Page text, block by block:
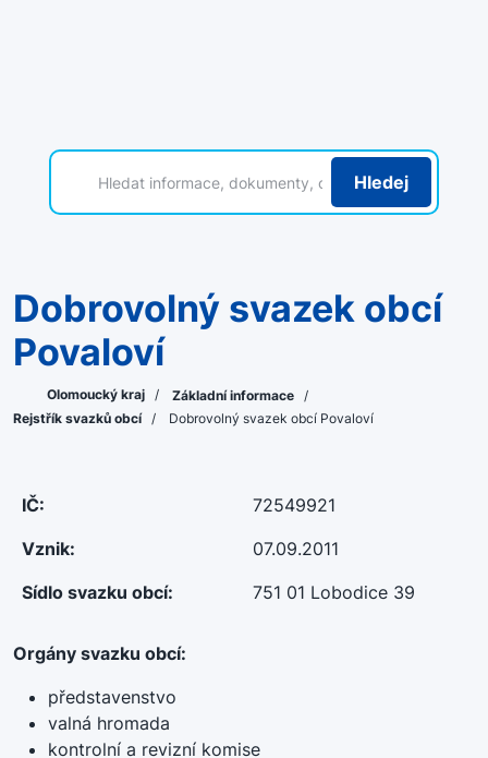
Hledej
Dobrovolný svazek obcí
Povaloví
Olomoucký kraj / Základní informace /
Rejstřík svazků obcí / Dobrovolný svazek obcí Povaloví
IČ:
72549921
Vznik:
07.09.2011
Sídlo svazku obcí:
751 01 Lobodice 39
Orgány svazku obcí:
představenstvo
valná hromada
kontrolní a revizní komise